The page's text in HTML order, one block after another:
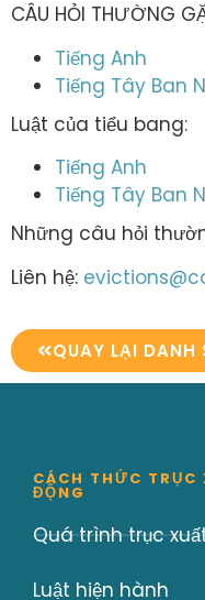
CÂU HỎI THƯỜNG
Tiếng Anh
Tiếng Tây Ban
Luật của tiểu bang:
Tiếng Anh
Tiếng Tây Ban
Những câu hỏi
Liên hệ:
QUAY LẠI
CÁCH THỨC TRỤC
ĐỘNG
Quá trình trục
Luật hiện hành